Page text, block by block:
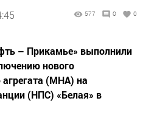
577 0 0
– Прикамье» выполнили
нового
агрегата (МНА) на
(НПС) «Белая» в